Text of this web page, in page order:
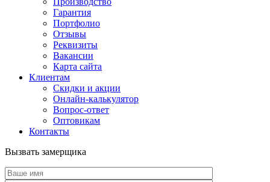
Гарантия
Портфолио
Отзывы
Реквизиты
Вакансии
Карта сайта
Клиентам
Скидки и акции
Онлайн-калькулятор
Вопрос-ответ
Оптовикам
Контакты
Вызвать замерщика